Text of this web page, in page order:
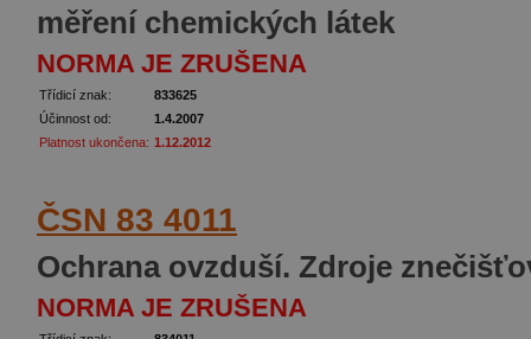
měření chemických látek
NORMA JE ZRUŠENA
Třídicí znak:
833625
Účinnost od:
1.4.2007
Platnost ukončena: 1.12.2012
ČSN 83 4011
Ochrana ovzduší. Zdroje
NORMA JE ZRUŠENA